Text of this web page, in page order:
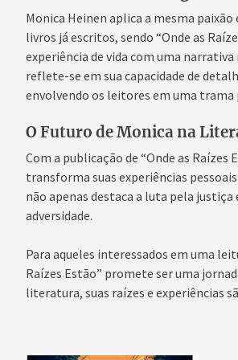
Monica Heinen aplica a mesma
livros já escritos, sendo “Onde as
experiência de vida com uma
reflete-se em sua capacidade de
envolvendo os leitores em uma
O Futuro de Monica na
Com a publicação de “Onde as
transforma suas experiências
não apenas destaca a luta pela
adversidade.
Para aqueles interessados em uma
Raízes Estão” promete ser uma
literatura, suas raízes e experiências